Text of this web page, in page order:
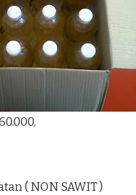
( NON SAWIT )